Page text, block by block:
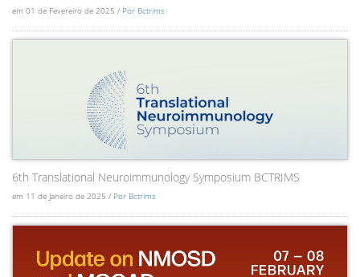
em 01 de Fevereiro de 2025 / Por Bctrims
6th Translational Neuroimmunology Symposium BCTRIMS
em 11 de Janeiro de 2025 / Por Bctrims